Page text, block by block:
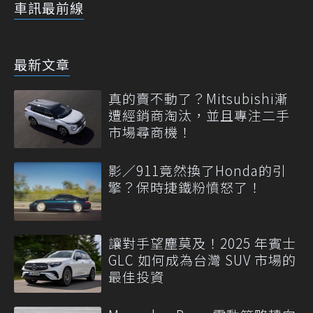
車訊最前線
最新文章
真的賣不動了？Mitsubishi漸
遭經銷商淘汰，並且專注二手
市場尋商機！
影／911竟然換了Honda的引
擎？保時捷鐵粉憤怒了！
讓對手望塵莫及！2025 年賓士
GLC 如何成為台灣 SUV 市場的
最佳投資